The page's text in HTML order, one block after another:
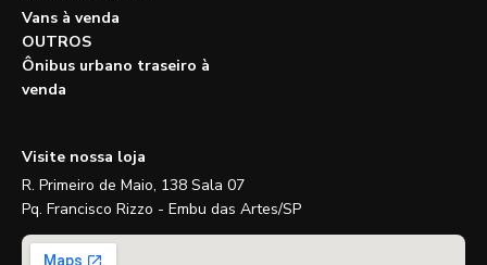
Vans à venda
OUTROS
Ônibus urbano traseiro à
venda
Visite nossa loja
R. Primeiro de Maio, 138 Sala 07
Pq. Francisco Rizzo - Embu das Artes/SP